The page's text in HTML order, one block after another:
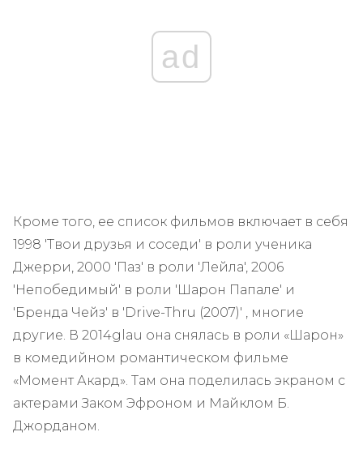
ad
Кроме того, ее список фильмов включает в себя
1998 'Твои друзья и соседи' в роли ученика
Джерри, 2000 'Паз' в роли 'Лейла', 2006
'Непобедимый' в роли 'Шарон Папале' и
'Бренда Чейз' в 'Drive-Thru (2007)' , многие
другие. В 2014glau она снялась в роли «Шарон»
в комедийном романтическом фильме
«Момент Акард». Там она поделилась экраном с
актерами Заком Эфроном и Майклом Б.
Джорданом.